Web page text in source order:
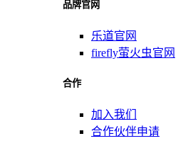
品牌官网
乐道官网
firefly萤火虫官网
合作
加入我们
合作伙伴申请